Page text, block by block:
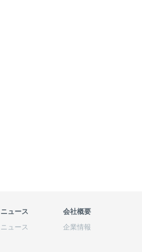
ニュース
ニュース
会社概要
企業情報